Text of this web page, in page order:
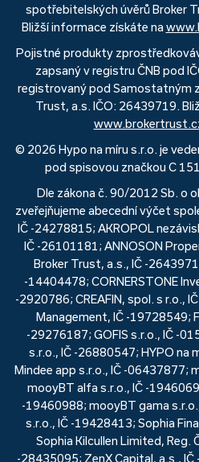
spotřebitelských úvěrů Broker
Bližší informace získáte na
Pojistné produkty
zapsaný v registru ČNB pod
registrovaný pod Samostatným
Trust, a.s. IČO: 26439719.
© 2026 Hypo na míru s.r.o. je
pod spisovou značkou C
Dle zákona č. 90/2012 Sb. o
zveřejňujeme abecední výčet
IČ -24278815; AKROPOL
IČ -26101181; ANNOSON
Broker Trust, a.s., IČ -
-14404478; CORNERSTONE
-2920786; CREAFIN, spol. s r.o.,
Management, IČ -19728549;
-29276187; GOFIS s.r.o., IČ -
s.r.o., IČ -26880547; HYPO na
Mindee app s.r.o., IČ -06437877;
mooyBT alfa s.r.o., IČ -
-19460988; mooyBT gama
s.r.o., IČ -19428413; Sophia
Sophia Kilcullen Limited, Reg.
-28435095; ZenX Capital, a.s.,